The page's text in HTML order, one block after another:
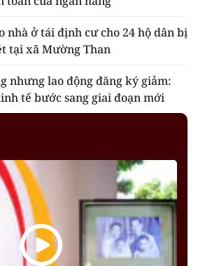
nhà ở tái định cư cho 24 hộ dân bị
tại xã Mường Than
nhưng lao động đăng ký giảm:
tế bước sang giai đoạn mới